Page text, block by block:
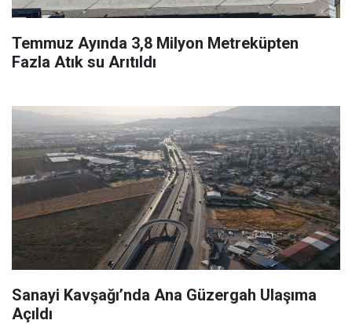
Temmuz Ayında 3,8 Milyon Metreküpten
Fazla Atık su Arıtıldı
Sanayi Kavşağı’nda Ana Güzergah Ulaşıma
Açıldı